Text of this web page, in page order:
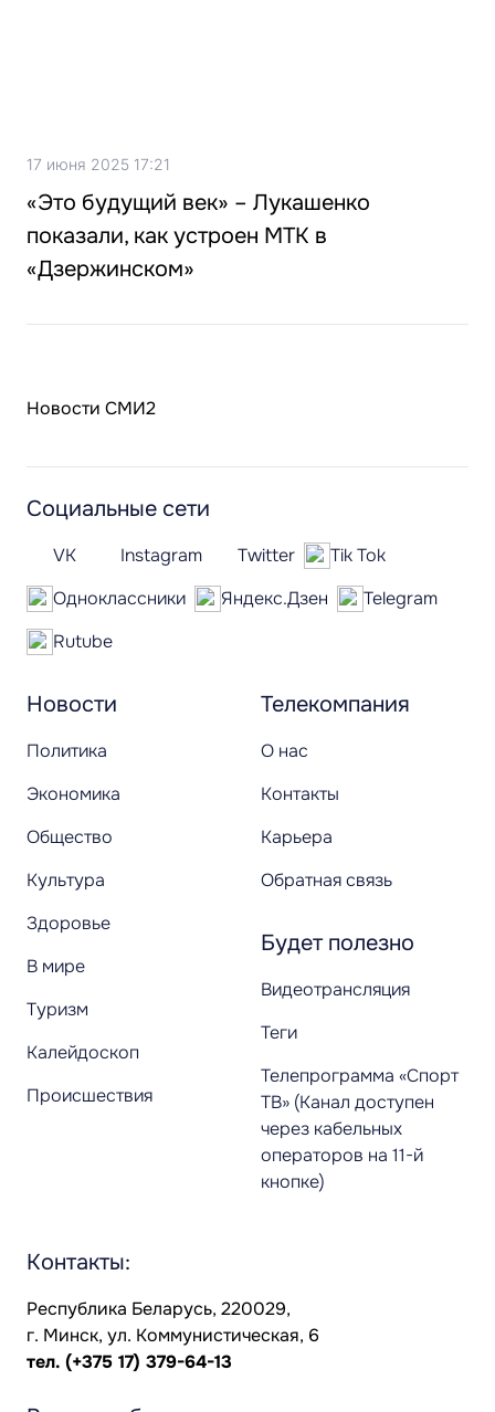
17 июня 2025 17:21
«Это будущий век» – Лукашенко
показали, как устроен МТК в
«Дзержинском»
Новости СМИ2
Новости
Политика
Экономика
Общество
Культура
Здоровье
В мире
Туризм
Калейдоскоп
Происшествия
Телекомпания
О нас
Контакты
Карьера
Обратная связь
Будет полезно
Видеотрансляция
Теги
Телепрограмма «Спорт
ТВ» (Канал доступен
через кабельных
операторов на 11-й
кнопке)
Социальные сети
VK Instagram Twitter
Tik Tok
Одноклассники
Яндекс.Дзен
Telegram
Rutube
Контакты:
Республика Беларусь, 220029,
г. Минск, ул. Коммунистическая, 6
тел. (+375 17) 379-64-13